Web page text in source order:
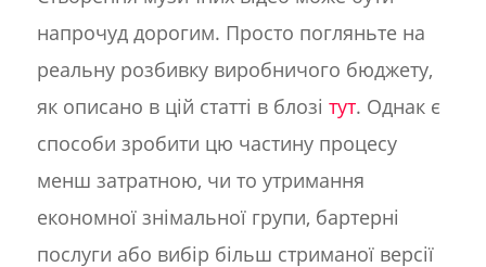
напрочуд дорогим. Просто погляньте на
реальну розбивку виробничого бюджету,
як описано в цій статті в блозі тут. Однак є
способи зробити цю частину процесу
менш затратною, чи то утримання
економної знімальної групи, бартерні
послуги або вибір більш стриманої версії